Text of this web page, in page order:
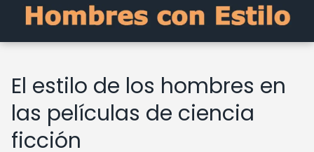
El estilo de los hombres en
las películas de ciencia
ficción